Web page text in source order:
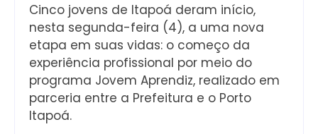
Cinco jovens de Itapoá deram início,
nesta segunda-feira (4), a uma nova
etapa em suas vidas: o começo da
experiência profissional por meio do
programa Jovem Aprendiz, realizado em
parceria entre a Prefeitura e o Porto
Itapoá.